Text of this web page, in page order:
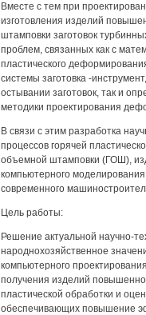
Вместе с тем при
изготовления изделий
штамповки заготовок
проблем, связанных как с
пластического
системы заготовка -
остывании заготовок, так и
методики проектирования
В связи с этим разработка
процессов горячей
объемной штамповки (ГОШ),
компьютерного
современного
Цель работы:
Решение актуальной научно-
народнохозяйственное
компьютерного
получения изделий
пластической обработки и
обеспечивающих повышение